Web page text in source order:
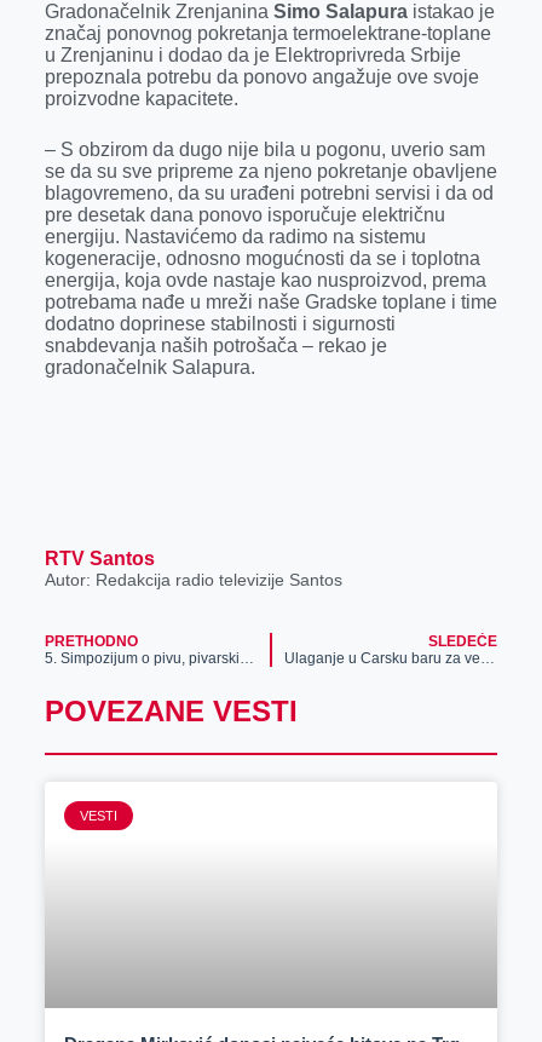
Gradonačelnik Zrenjanina Simo Salapuraistakao je
značaj ponovnog pokretanja termoelektrane-toplane
u Zrenjaninu i dodao da je Elektroprivreda Srbije
prepoznala potrebu da ponovo angažuje ove svoje
proizvodne kapacitete.
– S obzirom da dugo nije bila u pogonu, uverio sam
se da su sve pripreme za njeno pokretanje obavljene
blagovremeno, da su urađeni potrebni servisi i da od
pre desetak dana ponovo isporučuje električnu
energiju. Nastavićemo da radimo na sistemu
kogeneracije, odnosno mogućnosti da se i toplotna
energija, koja ovde nastaje kao nusproizvod, prema
potrebama nađe u mreži naše Gradske toplane i time
dodatno doprinese stabilnosti i sigurnosti
snabdevanja naših potrošača – rekao je
gradonačelnik Salapura.
RTV Santos
Autor: Redakcija radio televizije Santos
PRETHODNO
5. Simpozijum o pivu, pivarskim sirovinama i opremi u Zrenjaninu
SLEDEĆE
Ulaganje u Carsku baru za veći turistički potencijal
POVEZANE VESTI
VESTI